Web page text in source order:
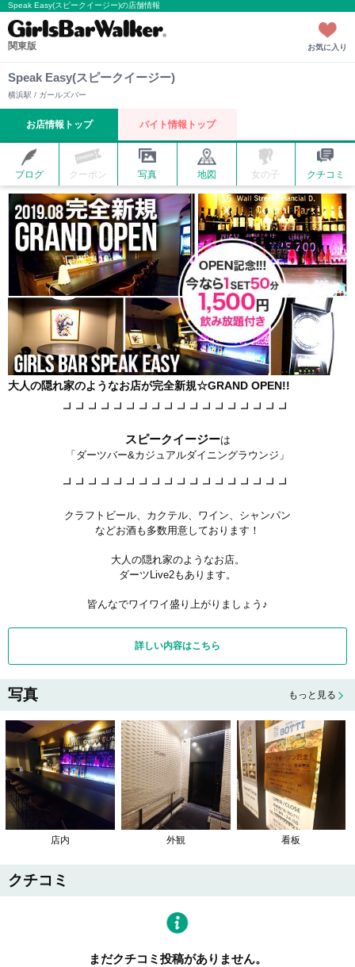
Speak Easy(スピークイージー)の店舗情報
関東版 お気に入り
Speak Easy(スピークイージー)
横浜駅 / ガールズバー
お店情報トップ バイト情報トップ
ブログ クーポン 写真 地図 女の子 クチコミ
大人の隠れ家のようなお店が完全新規☆GRAND OPEN!!
┛┛┛┛┛┛┛┛┛┛┛┛┛┛┛┛┛┛
スピークイージーは
「ダーツバー&カジュアルダイニングラウンジ」
┛┛┛┛┛┛┛┛┛┛┛┛┛┛┛┛┛┛
クラフトビール、カクテル、ワイン、シャンパン
などお酒も多数用意しております！
大人の隠れ家のようなお店。
ダーツLive2もあります。
皆んなでワイワイ盛り上がりましょう♪
詳しい内容はこちら
写真 もっと見る
店内 外観 看板
クチコミ
まだクチコミ投稿がありません。